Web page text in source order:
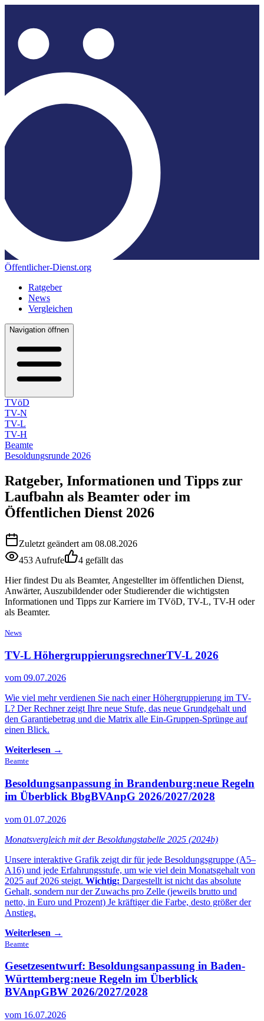
Öffentlicher-Dienst.org
Ratgeber
News
Vergleichen
Navigation öffnen
TVöD
TV-N
TV-L
TV-H
Beamte
Besoldungsrunde 2026
Ratgeber, Informationen und Tipps zur
Laufbahn als Beamter oder im
Öffentlichen Dienst 2026
Zuletzt geändert am 08.08.2026
453 Aufrufe
4 gefällt das
Hier findest Du als Beamter, Angestellter im öffentlichen Dienst,
Anwärter, Auszubildender oder Studierender die wichtigsten
Informationen und Tipps zur Karriere im TVöD, TV-L, TV-H oder
als Beamter.
News
TV-L HöhergruppierungsrechnerTV-L 2026
vom 09.07.2026
Wie viel mehr verdienen Sie nach einer Höhergruppierung im TV-
L? Der Rechner zeigt Ihre neue Stufe, das neue Grundgehalt und
den Garantiebetrag und die Matrix alle Ein-Gruppen-Sprünge auf
einen Blick.
Weiterlesen →
Beamte
Besoldungsanpassung in Brandenburg:neue Regeln
im Überblick BbgBVAnpG 2026/2027/2028
vom 01.07.2026
Monatsvergleich mit der Besoldungstabelle 2025 (2024b)
Unsere interaktive Grafik zeigt dir für jede Besoldungsgruppe (A5–
A16) und jede Erfahrungsstufe, um wie viel dein Monatsgehalt von
2025 auf 2026 steigt. Wichtig: Dargestellt ist nicht das absolute
Gehalt, sondern nur der Zuwachs pro Zelle (jeweils brutto und
netto, in Euro und Prozent) Je kräftiger die Farbe, desto größer der
Anstieg.
Weiterlesen →
Beamte
Gesetzesentwurf: Besoldungsanpassung in Baden-
Württemberg:neue Regeln im Überblick
BVAnpGBW 2026/2027/2028
vom 16.07.2026